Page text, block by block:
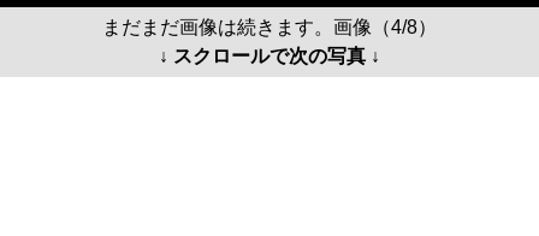
まだまだ画像は続きます。画像（4/8）
↓ スクロールで次の写真 ↓